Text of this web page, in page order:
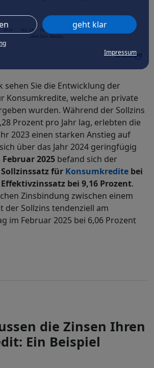
geht klar
Impressum
sehen Sie die Entwicklung der
Konsumkredite, welche an private
wurden. Während der Sollzins
Prozent pro Jahr lag, erlebten die
2023 einen starken Anstieg auf
über das Jahr 2024 geringfügig
Februar 2025 befand sich der
Sollzinssatz für Konsumkredite bei
Effektivzinssatz bei 9,16 Prozent.
Zinsbindung zwischen einem
der Sollzins tendenziell am
im Februar 2025 bei 6,06 Prozent
die Zinsen Ihren
Ein Beispiel